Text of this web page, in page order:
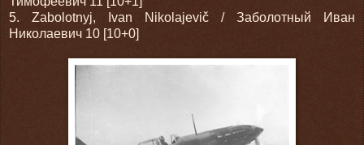
5. Zabolotnyj, Ivan Nikolajevič / Заболотный Иван
Николаевич 10 [10+0]